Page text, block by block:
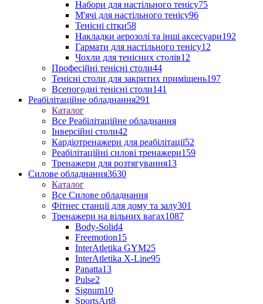
Набори для настільного тенісу75
М'ячі для настільного тенісу96
Тенісні сітки58
Накладки аерозолі та інші аксесуари192
Гармати для настільного тенісу12
Чохли для тенісних столів12
Професійні тенісні столи44
Тенісні столи для закритих приміщень197
Всепогодні тенісні столи141
Реабілітаційне обладнання291
Каталог
Все Реабілітаційне обладнання
Інверсійні столи42
Кардіотренажери для реабілітації52
Реабілітаційні силові тренажери159
Тренажери для розтягування13
Силове обладнання3630
Каталог
Все Силове обладнання
Фітнес станції для дому та залу301
Тренажери на вільних вагах1087
Body-Solid4
Freemotion15
InterAtletika GYM25
InterAtletika X-Line95
Panatta13
Pulse2
Signum10
SportsArt8